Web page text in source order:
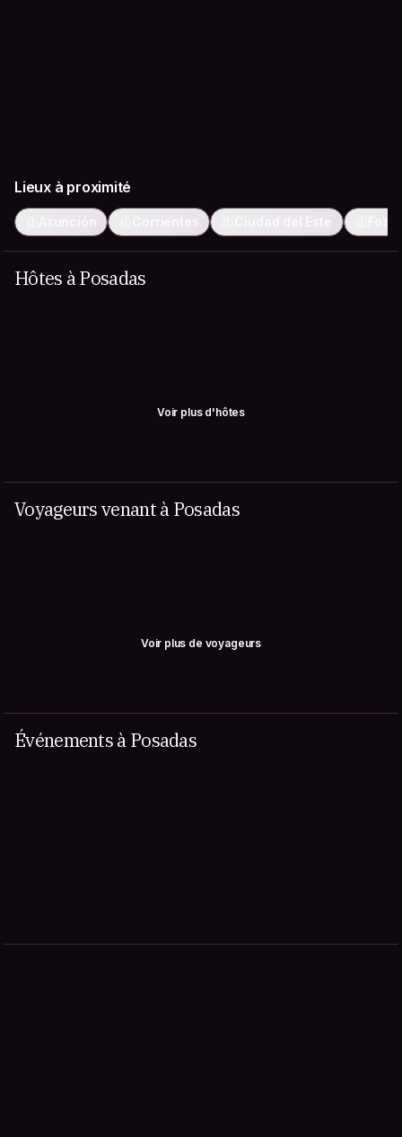
Lieux à proximité
Asunción Corrientes Ciudad del Este
Hôtes à Posadas
Voir plus d'hôtes
Voyageurs venant à Posadas
Voir plus de voyageurs
Événements à Posadas